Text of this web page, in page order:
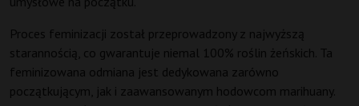
Proces feminizacji został przeprowadzony z najwyższą
starannością, co gwarantuje niemal 100% roślin żeńskich. Ta
feminizowana odmiana jest dedykowana zarówno
początkującym, jak i zaawansowanym hodowcom marihuany.